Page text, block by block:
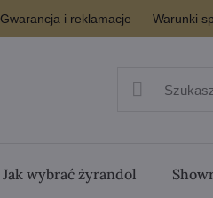
Gwarancja i reklamacje Warunki
Jak wybrać żyrandol